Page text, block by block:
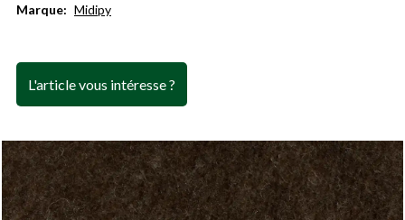
Marque: Midipy
L'article vous intéresse ?